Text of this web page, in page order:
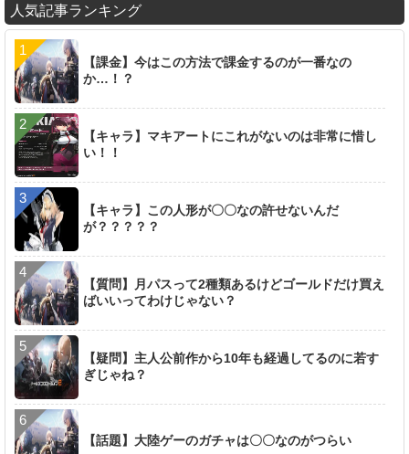
人気記事ランキング
【課金】今はこの方法で課金するのが一番なの
か…！？
【キャラ】マキアートにこれがないのは非常に惜し
い！！
【キャラ】この人形が〇〇なの許せないんだ
が？？？？？
【質問】月パスって2種類あるけどゴールドだけ買え
ばいいってわけじゃない？
【疑問】主人公前作から10年も経過してるのに若す
ぎじゃね？
【話題】大陸ゲーのガチャは〇〇なのがつらい